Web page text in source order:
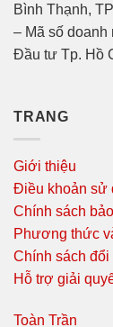
Bình Thạnh,
– Mã số doanh
Đầu tư Tp. Hồ
TRANG
Giới thiệu
Điều khoản sử
Chính sách
Phương thức
Chính sách đổi
Hỗ trợ giải
Toàn Trần